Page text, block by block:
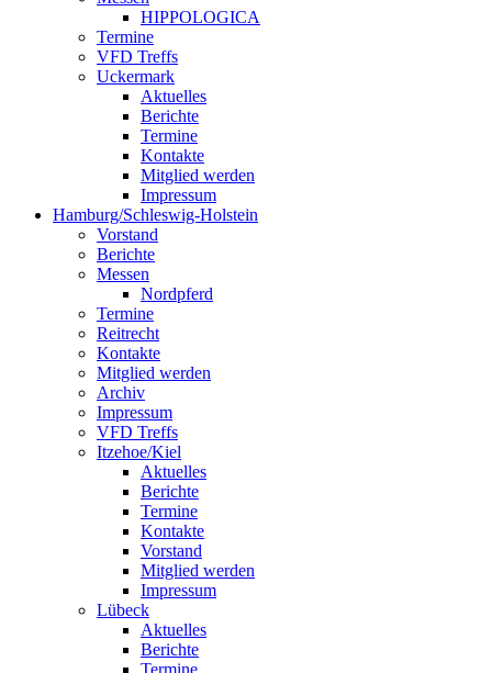
HIPPOLOGICA
Termine
VFD Treffs
Uckermark
Aktuelles
Berichte
Termine
Kontakte
Mitglied werden
Impressum
Hamburg/Schleswig-Holstein
Vorstand
Berichte
Messen
Nordpferd
Termine
Reitrecht
Kontakte
Mitglied werden
Archiv
Impressum
VFD Treffs
Itzehoe/Kiel
Aktuelles
Berichte
Termine
Kontakte
Vorstand
Mitglied werden
Impressum
Lübeck
Aktuelles
Berichte
Termine